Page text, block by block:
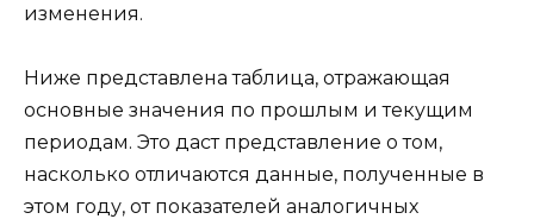
изменения.
Ниже представлена таблица, отражающая
основные значения по прошлым и текущим
периодам. Это даст представление о том,
насколько отличаются данные, полученные в
этом году, от показателей аналогичных